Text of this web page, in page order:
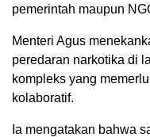
pemerintah maupun
Menteri Agus
peredaran narkotika di
kompleks yang
kolaboratif.
Ia mengatakan bahwa